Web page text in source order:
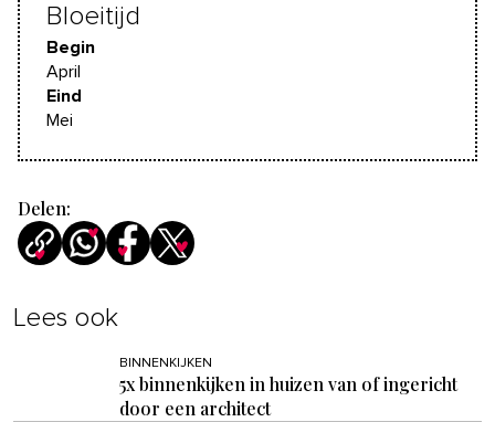
Bloeitijd
Begin
April
Eind
Mei
Delen:
Lees ook
BINNENKIJKEN
5x binnenkijken in huizen van of ingericht
door een architect